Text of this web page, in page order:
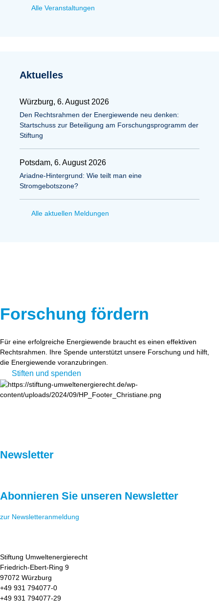
Alle Veranstaltungen
Aktuelles
Würzburg, 6. August 2026
Den Rechtsrahmen der Energiewende neu denken:
Startschuss zur Beteiligung am Forschungsprogramm der
Stiftung
Potsdam, 6. August 2026
Ariadne-Hintergrund: Wie teilt man eine
Stromgebotszone?
Alle aktuellen Meldungen
Forschung fördern
Für eine erfolgreiche Energiewende braucht es einen effektiven
Rechtsrahmen. Ihre Spende unterstützt unsere Forschung und hilft,
die Energiewende voranzubringen.
Stiften und spenden
Newsletter
Abonnieren Sie unseren Newsletter
zur Newsletteranmeldung
Stiftung Umweltenergierecht
Friedrich-Ebert-Ring 9
97072 Würzburg
+49 931 794077-0
+49 931 794077-29